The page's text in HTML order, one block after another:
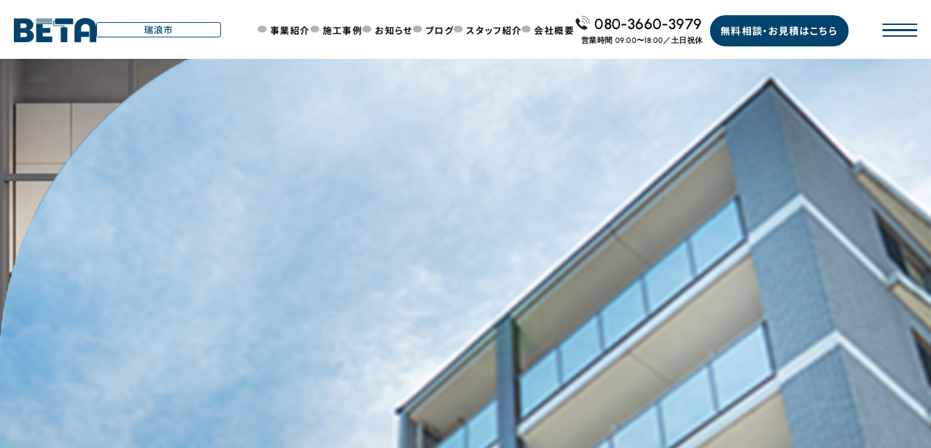
を
瑞浪市 事業紹介 施工事例 お知らせ ブログ スタッフ紹介 会社概要 080-3660-3979
営業時間 09:00〜18:00／土日祝休
無料相談・お見積はこちら
オフィスから店舗まで
瑞浪市のビジネス空間を進化させるリフォーム
..
.
.
.
.
.